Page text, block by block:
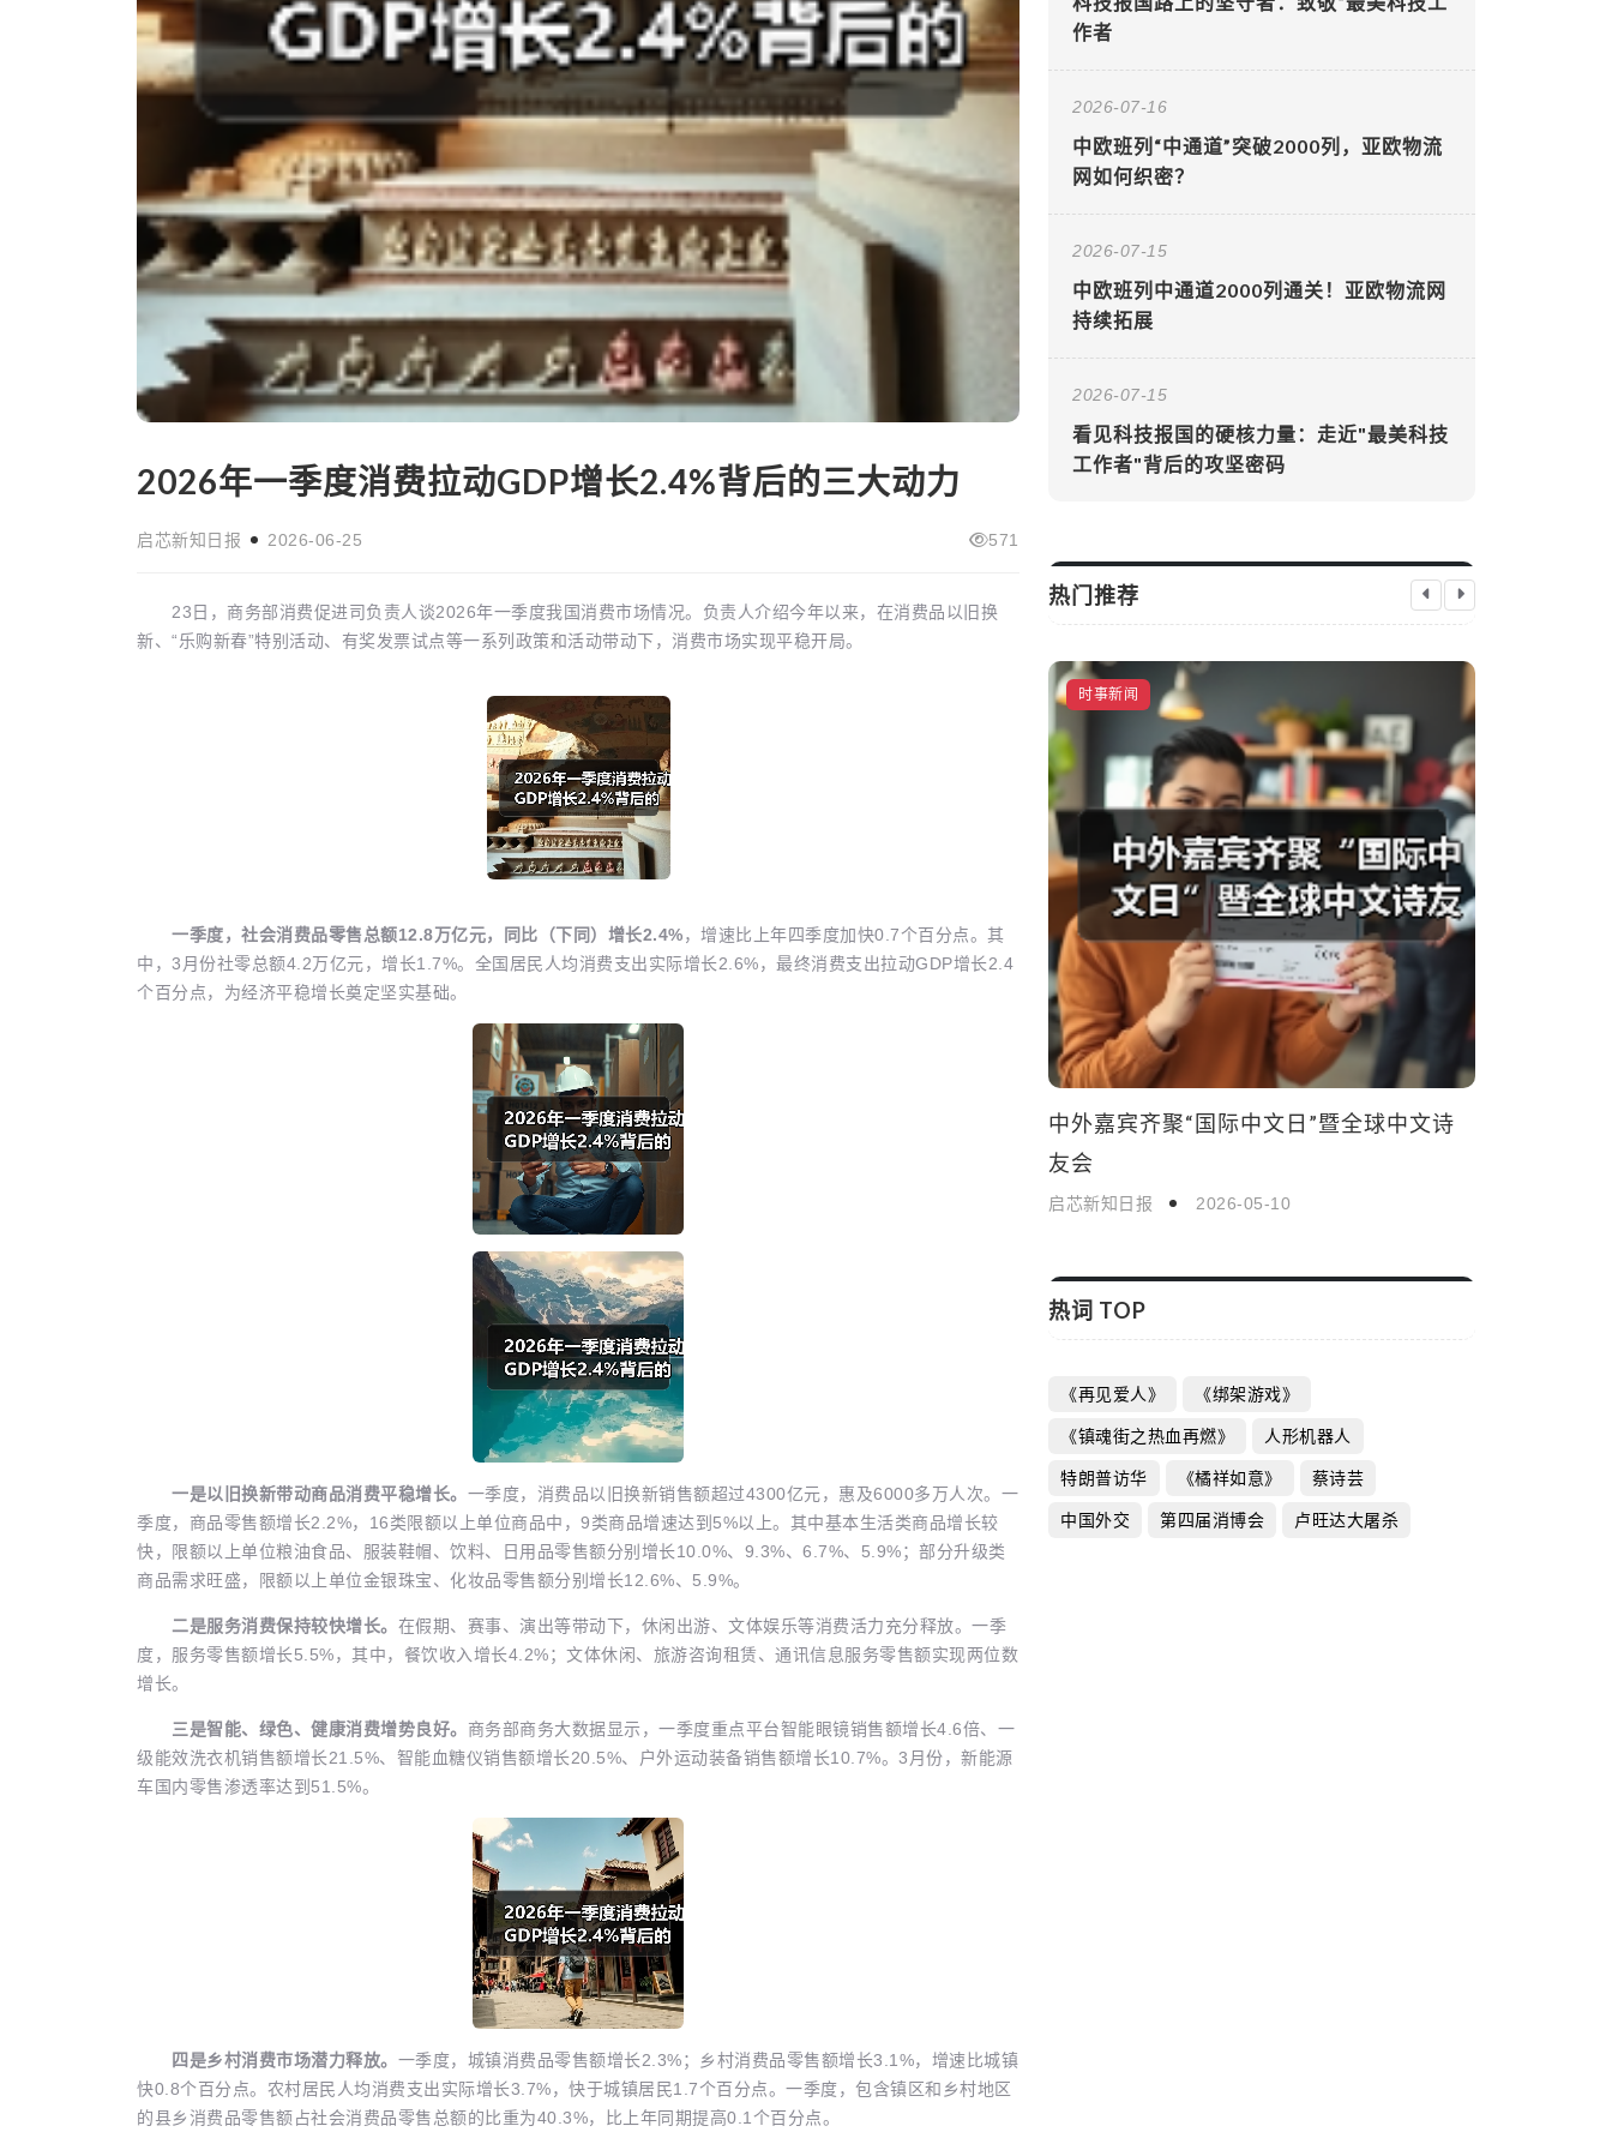
2026年一季度消费拉动GDP增长2.4%背后的三大动力
启芯新知日报 2026-06-25 571
23日，商务部消费促进司负责人谈2026年一季度我国消费市场情况。负责人介绍今年以来，在消费品以旧换
新、“乐购新春”特别活动、有奖发票试点等一系列政策和活动带动下，消费市场实现平稳开局。
一季度，社会消费品零售总额12.8万亿元，同比（下同）增长2.4%，增速比上年四季度加快0.7个百分点。其
中，3月份社零总额4.2万亿元，增长1.7%。全国居民人均消费支出实际增长2.6%，最终消费支出拉动GDP增长2.4
个百分点，为经济平稳增长奠定坚实基础。
一是以旧换新带动商品消费平稳增长。 一季度，消费品以旧换新销售额超过4300亿元，惠及6000多万人次。一
季度，商品零售额增长2.2%，16类限额以上单位商品中，9类商品增速达到5%以上。其中基本生活类商品增长较
快，限额以上单位粮油食品、服装鞋帽、饮料、日用品零售额分别增长10.0%、9.3%、6.7%、5.9%；部分升级类
商品需求旺盛，限额以上单位金银珠宝、化妆品零售额分别增长12.6%、5.9%。
二是服务消费保持较快增长。 在假期、赛事、演出等带动下，休闲出游、文体娱乐等消费活力充分释放。一季
度，服务零售额增长5.5%，其中，餐饮收入增长4.2%；文体休闲、旅游咨询租赁、通讯信息服务零售额实现两位数
增长。
三是智能、绿色、健康消费增势良好。 商务部商务大数据显示，一季度重点平台智能眼镜销售额增长4.6倍、一
级能效洗衣机销售额增长21.5%、智能血糖仪销售额增长20.5%、户外运动装备销售额增长10.7%。3月份，新能源
车国内零售渗透率达到51.5%。
四是乡村消费市场潜力释放。 一季度，城镇消费品零售额增长2.3%；乡村消费品零售额增长3.1%，增速比城镇
快0.8个百分点。农村居民人均消费支出实际增长3.7%，快于城镇居民1.7个百分点。一季度，包含镇区和乡村地区
的县乡消费品零售额占社会消费品零售总额的比重为40.3%，比上年同期提高0.1个百分点。
作者
2026-07-16
中欧班列“中通道”突破2000列，亚欧物流
网如何织密？
2026-07-15
中欧班列中通道2000列通关！亚欧物流网
持续拓展
2026-07-15
看见科技报国的硬核力量：走近"最美科技
工作者"背后的攻坚密码
热门推荐
一金多用、代际提取……从“资金工具”转向
“制度引擎” 多地优化公积金政策
时事新闻
人民之心｜“把人民放在心中最高位置”
启芯新知日报 2026-04-28
时事新闻
中外嘉宾齐聚“国际中文日”暨全球中文诗
友会
启芯新知日报 2026-05-10
热词 TOP
《再见爱人》 《绑架游戏》
《镇魂街之热血再燃》 人形机器人
特朗普访华 《橘祥如意》 蔡诗芸
中国外交 第四届消博会 卢旺达大屠杀